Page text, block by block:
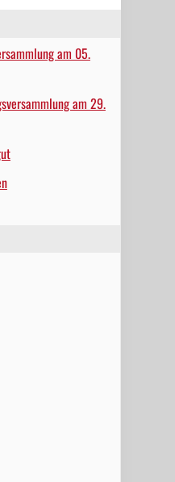
am 05.
am 29.